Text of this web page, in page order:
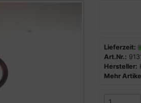
Lieferzeit:
Art.Nr.:
Hersteller:
Mehr